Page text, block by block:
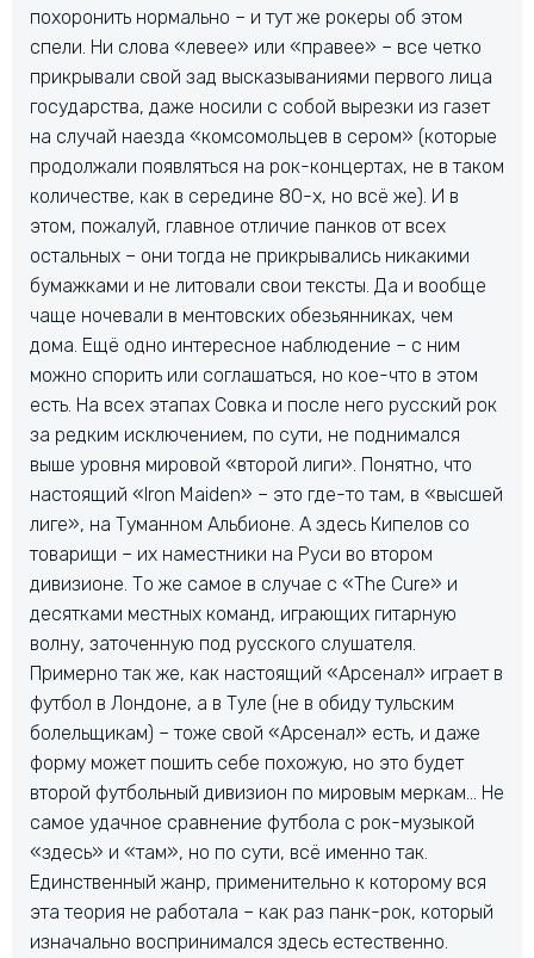
похоронить нормально – и тут же рокеры об этом
спели. Ни слова «левее» или «правее» – все четко
прикрывали свой зад высказываниями первого лица
государства, даже носили с собой вырезки из газет
на случай наезда «комсомольцев в сером» (которые
продолжали появляться на рок-концертах, не в таком
количестве, как в середине 80-х, но всё же). И в
этом, пожалуй, главное отличие панков от всех
остальных – они тогда не прикрывались никакими
бумажками и не литовали свои тексты. Да и вообще
чаще ночевали в ментовских обезьянниках, чем
дома. Ещё одно интересное наблюдение – с ним
можно спорить или соглашаться, но кое-что в этом
есть. На всех этапах Совка и после него русский рок
за редким исключением, по сути, не поднимался
выше уровня мировой «второй лиги». Понятно, что
настоящий «Iron Maiden» – это где-то там, в «высшей
лиге», на Туманном Альбионе. А здесь Кипелов со
товарищи – их наместники на Руси во втором
дивизионе. То же самое в случае с «The Cure» и
десятками местных команд, играющих гитарную
волну, заточенную под русского слушателя.
Примерно так же, как настоящий «Арсенал» играет в
футбол в Лондоне, а в Туле (не в обиду тульским
болельщикам) – тоже свой «Арсенал» есть, и даже
форму может пошить себе похожую, но это будет
второй футбольный дивизион по мировым меркам… Не
самое удачное сравнение футбола с рок-музыкой
«здесь» и «там», но по сути, всё именно так.
Единственный жанр, применительно к которому вся
эта теория не работала – как раз панк-рок, который
изначально воспринимался здесь естественно.